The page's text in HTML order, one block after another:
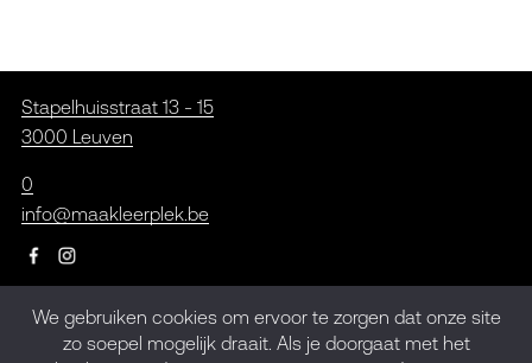
Stapelhuisstraat 13 - 15
3000 Leuven
0
info@maakleerplek.be
Inschrijven op de
We gebruiken cookies om ervoor te zorgen dat onze site
zo soepel mogelijk draait. Als je doorgaat met het